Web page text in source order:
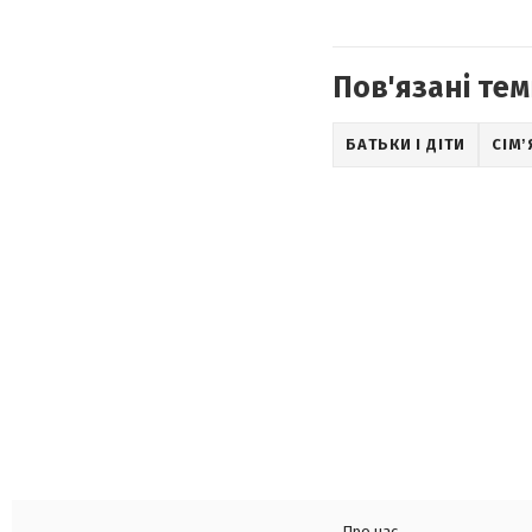
Пов'язані
БАТЬКИ І ДІТИ